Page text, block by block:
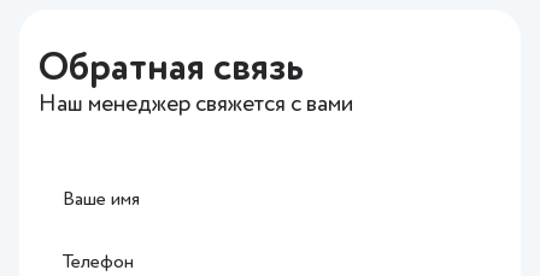
Обратная связь
Наш менеджер свяжется с вами